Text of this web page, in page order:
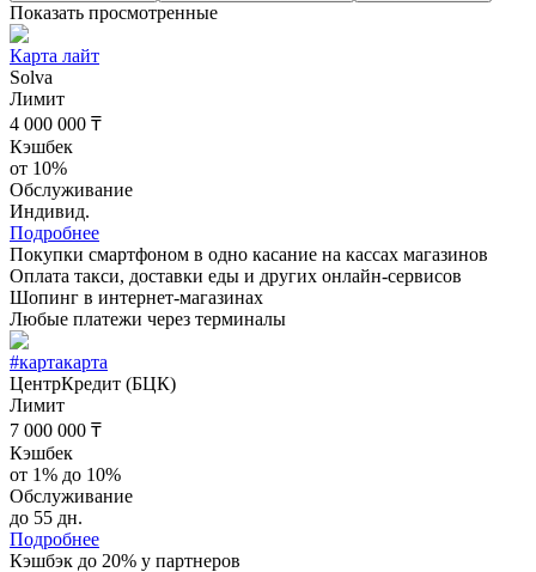
Показать просмотренные
Карта лайт
Solva
Лимит
4 000 000 ₸
Кэшбек
от 10%
Обслуживание
Индивид.
Подробнее
Покупки смартфоном в одно касание на кассах магазинов
Оплата такси, доставки еды и других онлайн-сервисов
Шопинг в интернет-магазинах
Любые платежи через терминалы
#картакарта
ЦентрКредит (БЦК)
Лимит
7 000 000 ₸
Кэшбек
от 1% до 10%
Обслуживание
до 55 дн.
Подробнее
Кэшбэк до 20% у партнеров